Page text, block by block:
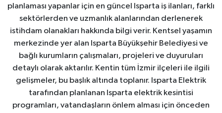
planlaması yapanlar için en güncel Isparta iş ilanları, farklı
sektörlerden ve uzmanlık alanlarından derlenerek
istihdam olanakları hakkında bilgi verir. Kentsel yaşamın
merkezinde yer alan Isparta Büyükşehir Belediyesi ve
bağlı kurumların çalışmaları, projeleri ve duyuruları
detaylı olarak aktarılır. Kentin tüm İzmir ilçeleri ile ilgili
gelişmeler, bu başlık altında toplanır. Isparta Elektrik
tarafından planlanan Isparta elektrik kesintisi
programları, vatandaşların önlem alması için önceden